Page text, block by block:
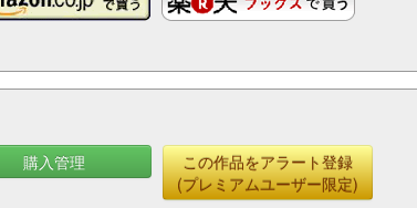
購入管理
この作品をアラート登録
(プレミアムユーザー限定)